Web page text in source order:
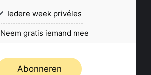
Iedere week privéles
Neem gratis iemand mee
Abonneren